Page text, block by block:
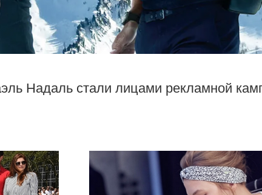
Надаль стали лицами рекламной